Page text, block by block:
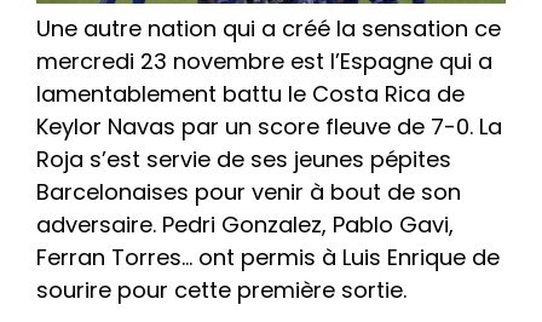
Une autre nation qui a créé la sensation ce
mercredi 23 novembre est l’Espagne qui a
lamentablement battu le Costa Rica de
Keylor Navas par un score fleuve de 7-0. La
Roja s’est servie de ses jeunes pépites
Barcelonaises pour venir à bout de son
adversaire. Pedri Gonzalez, Pablo Gavi,
Ferran Torres… ont permis à Luis Enrique de
sourire pour cette première sortie.